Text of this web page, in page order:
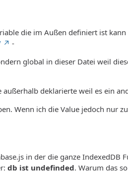
die im Außen definiert ist
-
global in dieser Datei weil
deklarierte weil es ein
Wenn ich die Value jedoch nur
in der die ganze IndexedDB
db ist undefinded. Warum das